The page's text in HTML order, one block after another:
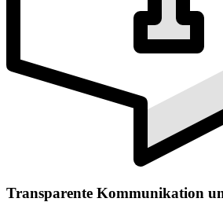
Transparente Kommunikation